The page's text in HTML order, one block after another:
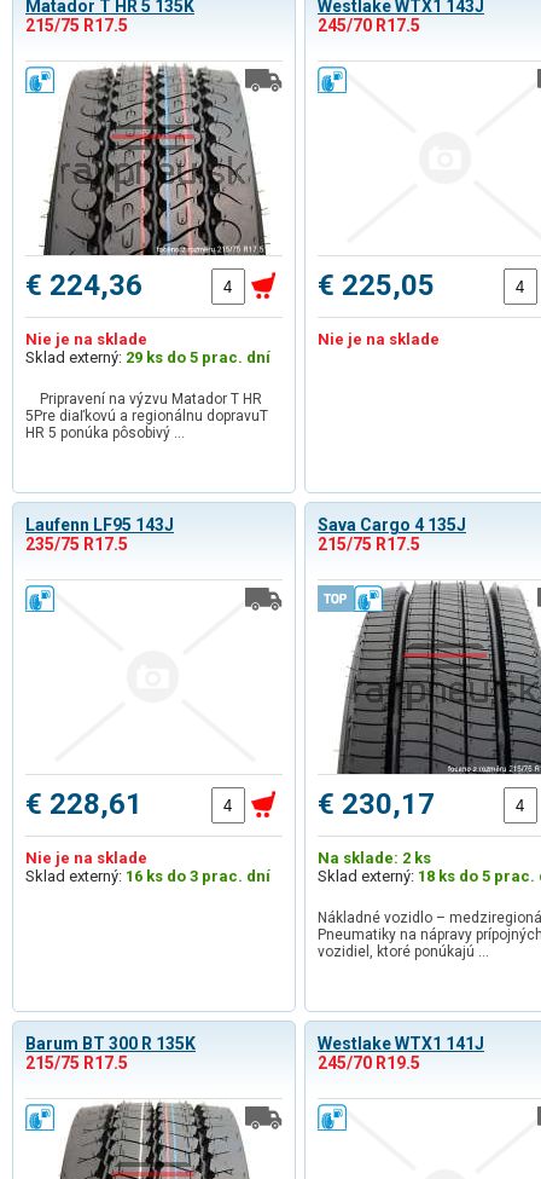
Matador T HR 5 135K
215/75 R17.5
€ 224,36
Nie je na sklade
Sklad externý: 29 ks do 5 prac. dní
Pripravení na výzvu Matador T HR
5Pre diaľkovú a regionálnu dopravuT
HR 5 ponúka pôsobivý …
Westlake WTX1 143J
245/70 R17.5
€ 225,05
Nie je na sklade
Laufenn LF95 143J
235/75 R17.5
€ 228,61
Nie je na sklade
Sklad externý: 16 ks do 3 prac. dní
Sava Cargo 4 135J
215/75 R17.5
€ 230,17
Na sklade: 2 ks
Sklad externý: 18 ks do 5 prac.
Nákladné vozidlo –
Pneumatiky na nápravy
vozidiel, ktoré ponúkajú …
Barum BT 300 R 135K
215/75 R17.5
Westlake WTX1 141J
245/70 R19.5